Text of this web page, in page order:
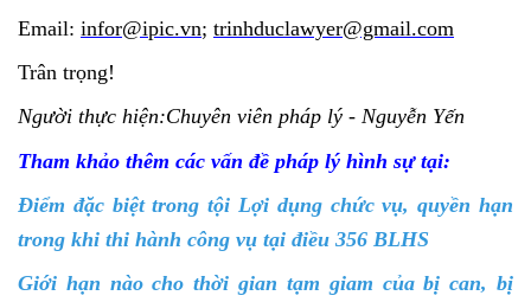
Email: infor@ipic.vn; trinhduclawyer@gmail.com
Trân trọng!
Người thực hiện:Chuyên viên pháp lý - Nguyễn Yến
Tham khảo thêm các vấn đề pháp lý hình sự tại:
Điểm đặc biệt trong tội Lợi dụng chức vụ, quyền hạn
trong khi thi hành công vụ tại điều 356 BLHS
Giới hạn nào cho thời gian tạm giam của bị can, bị